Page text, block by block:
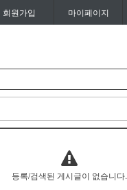
회원가입 마이페이지
등록/검색된 게시글이 없습니다.